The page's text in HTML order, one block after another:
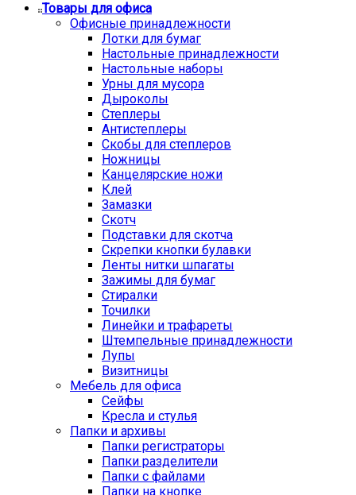
Товары для офиса
Офисные принадлежности
Лотки для бумаг
Настольные принадлежности
Настольные наборы
Урны для мусора
Дыроколы
Степлеры
Антистеплеры
Скобы для степлеров
Ножницы
Канцелярские ножи
Клей
Замазки
Скотч
Подставки для скотча
Скрепки кнопки булавки
Ленты нитки шпагаты
Зажимы для бумаг
Стиралки
Точилки
Линейки и трафареты
Штемпельные принадлежности
Лупы
Визитницы
Мебель для офиса
Сейфы
Кресла и стулья
Папки и архивы
Папки регистраторы
Папки разделители
Папки с файлами
Папки на кнопке